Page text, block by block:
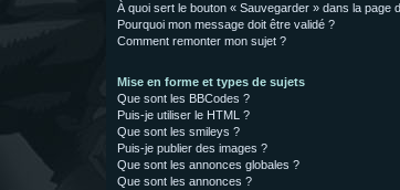
À quoi sert le bouton « Sauvegarder » dans la page
Pourquoi mon message doit être validé ?
Comment remonter mon sujet ?
Mise en forme et types de sujets
Que sont les BBCodes ?
Puis-je utiliser le HTML ?
Que sont les smileys ?
Puis-je publier des images ?
Que sont les annonces globales ?
Que sont les annonces ?